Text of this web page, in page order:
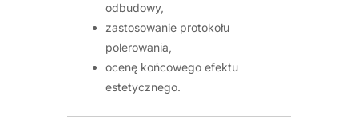
odbudowy,
zastosowanie protokołu
polerowania,
ocenę końcowego efektu
estetycznego.